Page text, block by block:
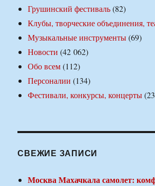
Грушинский фестиваль(82)
Клубы, творческие объединения,
Музыкальные инструменты(69)
Новости (42 062)
Обо всем(112)
Персоналии (134)
Фестивали, конкурсы, концерты
СВЕЖИЕ ЗАПИСИ
Москва Махачкала самолет: